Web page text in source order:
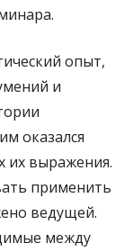
опыт,
и
оказался
их выражения.
применить
ведущей.
между